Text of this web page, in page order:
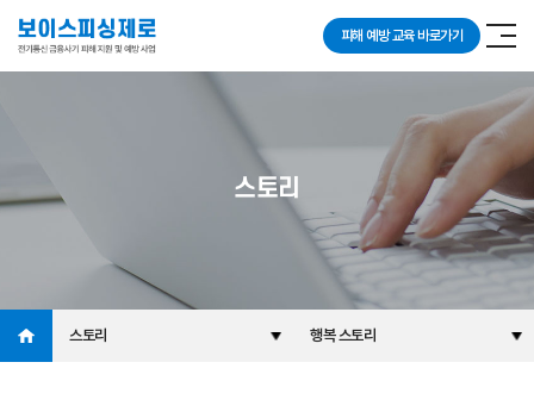
피해 예방 교육 바로가기
스토리
스토리 행복 스토리